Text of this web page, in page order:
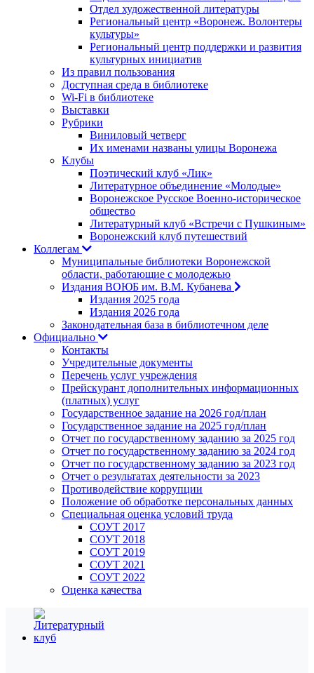
Отдел художественной литературы
Региональный центр «Воронеж. Волонтеры
культуры»
Региональный центр поддержки и развития
культурных инициатив
Из правил пользования
Доступная среда в библиотеке
Wi-Fi в библиотеке
Выставки
Рубрики
Виниловый четверг
Их именами названы улицы Воронежа
Клубы
Поэтический клуб «Лик»
Литературное объединение «Молодые»
Воронежское Русское Военно-историческое
общество
Литературный клуб «Встречи с Пушкиным»
Воронежский клуб путешествий
Коллегам
Муниципальные библиотеки Воронежской
области, работающие с молодежью
Издания ВОЮБ им. В.М. Кубанева
Издания 2025 года
Издания 2026 года
Законодательная база в библиотечном деле
Официально
Контакты
Учредительные документы
Перечень услуг учреждения
Прейскурант дополнительных информационных
(платных) услуг
Государственное задание на 2026 год/план
Государственное задание на 2025 год/план
Отчет по государственному заданию за 2025 год
Отчет по государственному заданию за 2024 год
Отчет по государственному заданию за 2023 год
Отчет о результатах деятельности за 2023
Противодействие коррупции
Положение об обработке персональных данных
Специальная оценка условий труда
СОУТ 2017
СОУТ 2018
СОУТ 2019
СОУТ 2021
СОУТ 2022
Оценка качества